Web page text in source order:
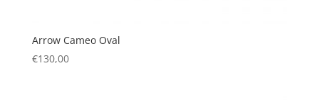
Arrow Cameo Oval
€130,00